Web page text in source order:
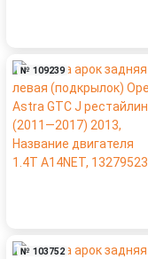
№ 109239
№ 103752